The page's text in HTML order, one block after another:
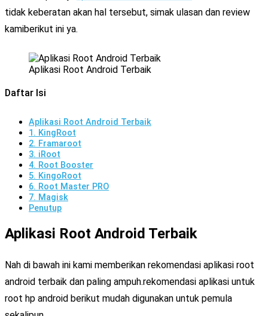
tidak keberatan akan hal tersebut, simak ulasan dan review
kamiberikut ini ya.
Aplikasi Root Android Terbaik
Daftar Isi
Aplikasi Root Android Terbaik
1. KingRoot
2. Framaroot
3. iRoot
4. Root Booster
5. KingoRoot
6. Root Master PRO
7. Magisk
Penutup
Aplikasi Root Android Terbaik
Nah di bawah ini kami memberikan rekomendasi aplikasi root
android terbaik dan paling ampuh.rekomendasi aplikasi untuk
root hp android berikut mudah digunakan untuk pemula